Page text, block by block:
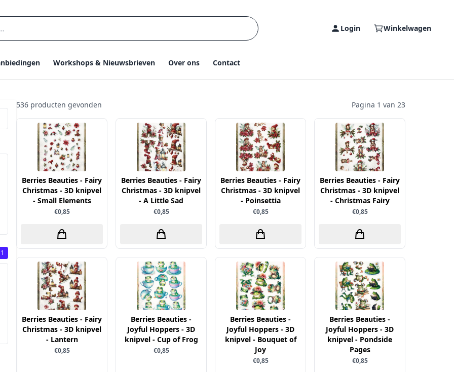
Login Winkelwagen
Workshops & Nieuwsbrieven Over ons Contact
1
536 producten gevonden Pagina 1 van 23
Berries Beauties - Fairy
Christmas - 3D knipvel
- Small Elements
€0,85
Berries Beauties - Fairy
Christmas - 3D knipvel
- A Little Sad
€0,85
Berries Beauties - Fairy
Christmas - 3D knipvel
- Poinsettia
€0,85
Berries Beauties - Fairy
Christmas - 3D knipvel
- Christmas Fairy
€0,85
Berries Beauties - Fairy
Christmas - 3D knipvel
- Lantern
€0,85
Berries Beauties -
Joyful Hoppers - 3D
knipvel - Cup of Frog
€0,85
Berries Beauties -
Joyful Hoppers - 3D
knipvel - Bouquet of
Joy
€0,85
Berries Beauties -
Joyful Hoppers - 3D
knipvel - Pondside
Pages
€0,85